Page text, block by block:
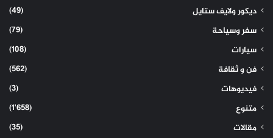
ديكور ولايف ستايل
(49)
سفر وسياحة
(79)
سيارات
(108)
فن و ثقافة
(562)
فيديوهات
(3)
متنوع
(1٬658)
مقالات
(35)